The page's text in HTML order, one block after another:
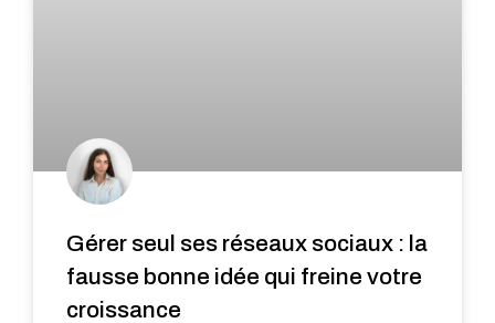
Gérer seul ses réseaux sociaux : la
fausse bonne idée qui freine votre
croissance